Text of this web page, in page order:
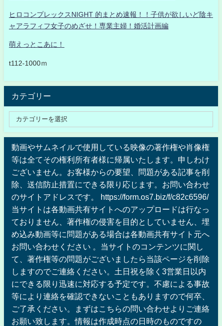
ヒロコンプレックスNIGHT 的まとめ速報！！子供が欲しいど陰キ
ャアラフィフ女子のめざせ！専業主婦！婚活計画編
萌えっとこあに！
t112-1000ｍ
カテゴリー
動画やサムネイルで使用している映像の著作権や肖像権
等は全てその権利所有者様に帰属いたします。申しわけ
ございません。お客様からの要望、問題がある記事を削
除、送信防止措置にできる限り応じます。お問い合わせ
のサイトアドレスです。 https://form.os7.biz/f/c82c6596/
当サイトは各動画共有サイトへのアップロードは行なっ
ておりません、著作権の侵害を目的としていません、埋
め込み動画等に問題がある場合は各動画共有サイト元へ
お問い合わせください 。当サイトのコンテンツに関し
て、著作権等の問題がございましたら当該ページを削除
しますのでご連絡ください。土日祝を除く3営業日以内
にできる限り迅速に対応する予定です。不慮による事故
等により連絡を確認できないこともありますので何卒、
ご了承ください。まずはこちらの問い合わせよりご連絡
お願い致します。情報は作成時点の日時のものですの